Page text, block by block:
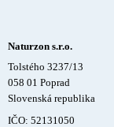
Naturzon s.r.o.
Tolstého 3237/13
058 01 Poprad
Slovenská republika
IČO: 52131050